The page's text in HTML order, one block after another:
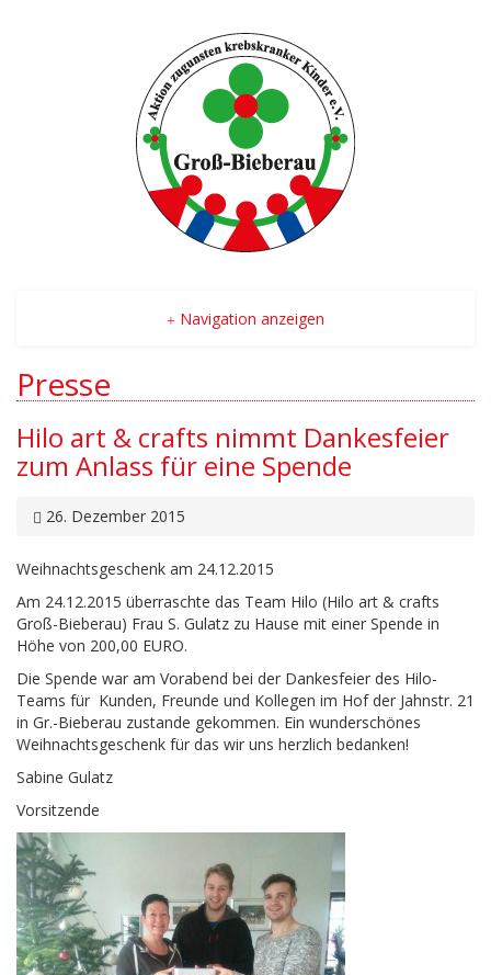
Navigation anzeigen
Presse
Hilo art & crafts nimmt Dankesfeier
zum Anlass für eine Spende
26. Dezember 2015
Weihnachtsgeschenk am 24.12.2015
Am 24.12.2015 überraschte das Team Hilo (Hilo art & crafts
Groß-Bieberau) Frau S. Gulatz zu Hause mit einer Spende in
Höhe von 200,00 EURO.
Die Spende war am Vorabend bei der Dankesfeier des Hilo-
Teams für Kunden, Freunde und Kollegen im Hof der Jahnstr. 21
in Gr.-Bieberau zustande gekommen. Ein wunderschönes
Weihnachtsgeschenk für das wir uns herzlich bedanken!
Sabine Gulatz
Vorsitzende